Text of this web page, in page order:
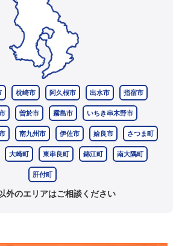
枕崎市 阿久根市 出水市 指宿市
曽於市 霧島市 いちき串木野市
南九州市 伊佐市 姶良市 さつま町
大崎町 東串良町 錦江町 南大隅町
肝付町
外のエリアはご相談ください